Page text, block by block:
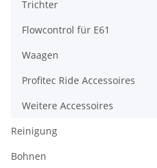
Trichter
Flowcontrol für E61
Waagen
Profitec Ride Accessoires
Weitere Accessoires
Reinigung
Bohnen